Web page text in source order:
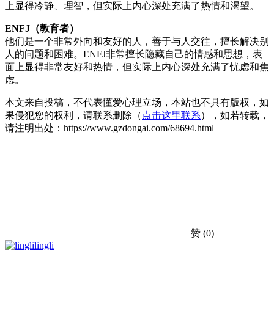
上显得冷静、理智，但实际上内心深处充满了热情和渴望。
ENFJ（教育者）
他们是一个非常外向和友好的人，善于与人交往，擅长解决别
人的问题和困难。ENFJ非常擅长隐藏自己的情感和思想，表
面上显得非常友好和热情，但实际上内心深处充满了忧虑和焦
虑。
本文来自投稿，不代表懂爱心理立场，本站也不具有版权，如
果侵犯您的权利，请联系删除（ 点击这里联系），如若转载，
请注明出处：https://www.gzdongai.com/68694.html
赞 (0)
lingli